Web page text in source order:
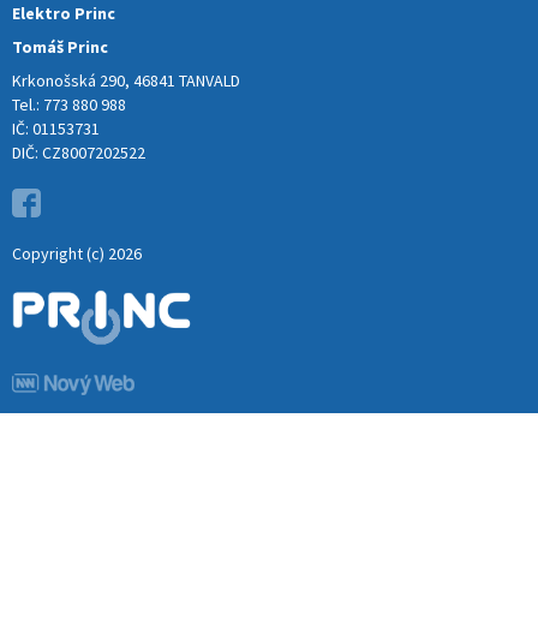
Elektro Princ
Tomáš Princ
Krkonošská 290, 46841 TANVALD
Tel.: 773 880 988
IČ: 01153731
DIČ: CZ8007202522
Copyright (c) 2026